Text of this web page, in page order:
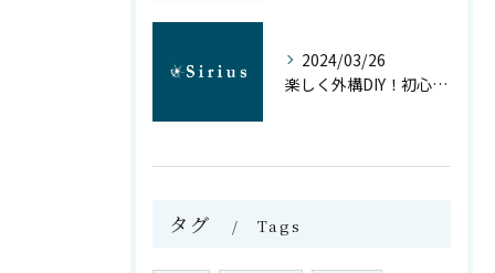
2024/03/26
楽しく外構DIY！初心者でもできるアイデア5選
タグ Tags